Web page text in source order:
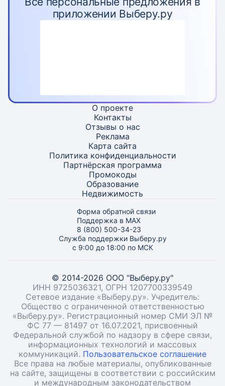
приложении Выберу.ру
О проекте
Контакты
Отзывы о нас
Реклама
Карта сайта
Политика конфиденциальности
Партнёрская программа
Промокоды
Образование
Недвижимость
Форма обратной связи
Поддержка в MAX
8 (800) 500-34-23
Служба поддержки Выберу.ру
с 9:00 до 18:00 по МСК
© 2014-2026 ООО "Выберу.ру"
ИНН 9725036321, ОГРН 1207700339549
Сетевое издание «Выберу.ру». Учредитель:
Общество с ограниченной ответственностью
«Выберу.ру». Регистрационный номер СМИ ЭЛ №
ФС 77 — 81497 от 16.07.2021, присвоенный
Федеральной службой по надзору в сфере связи,
информационных технологий и массовых
коммуникаций. Пользовательское соглашение
Все права на любые материалы, опубликованные
на сайте, защищены в соответствии с российским
и международным законодательством